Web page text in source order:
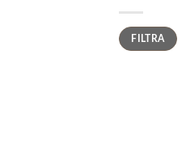
Prezzo
Min
Prezzo
MaxFILTRA